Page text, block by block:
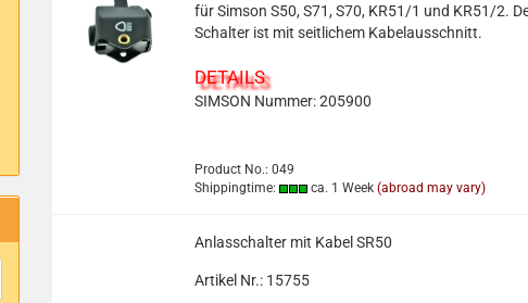
für Simson S50, S71, S70, KR51/1 und KR51/2.
Schalter ist mit seitlichem Kabelausschnitt.
DETAILS
SIMSON Nummer: 205900
Product No.: 049
Shippingtime:
ca. 1 Week (abroad may vary)
Anlasschalter mit Kabel SR50
Artikel Nr.: 15755